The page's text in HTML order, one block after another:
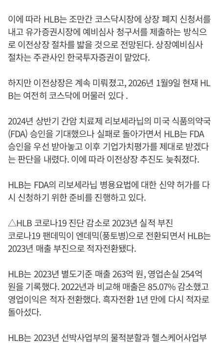
이에 따라 HLB는 조만간 코스닥시장에 상장 폐지 신청서를
내고 유가증권시장에 예비심사 청구서를 제출하는 방식으
로 이전상장 절차를 밟을 것으로 전망된다. 상장예비심사
절차는 주관사인 한국투자증권이 맡았다.
하지만 이전상장은 계속 미뤄졌고, 2026년 1월9일 현재 HL
B는 여전히 코스닥에 머물러 있다 .
2024년 상반기 간암 치료제 리보세라닙의 미국 식품의약국
(FDA) 승인을 기대했으나 실패로 돌아가면서 HLB는 FDA
승인을 우선 받아놓고 이후 기업가치평가를 제대로 받겠다
는 판단을 내렸다. 이에 따라 이전상장 추진도 늦춰졌다.
HLB는 FDA의 리보세라닙 병용요법에 대한 신약 허가를 다
시 신청하기 위한 준비를 진행하고 있다.
△HLB 코로나19 진단 감소로 2023년 실적 부진
코로나19 팬데믹이 엔데믹(풍토병)으로 전환되면서 HLB는
2023년 매출 부진으로 적자전환됐다.
HLB는 2023년 별도기준 매출 263억 원, 영업손실 254억
원을 기록했다. 2022년과 비교해 매출은 85.07% 감소했고
영업이익은 적자 전환했다. 흑자전환 1년 만에 다시 적자로
돌아섰다.
HLB는 2023년 선박사업부의 물적분할과 헬스케어사업부